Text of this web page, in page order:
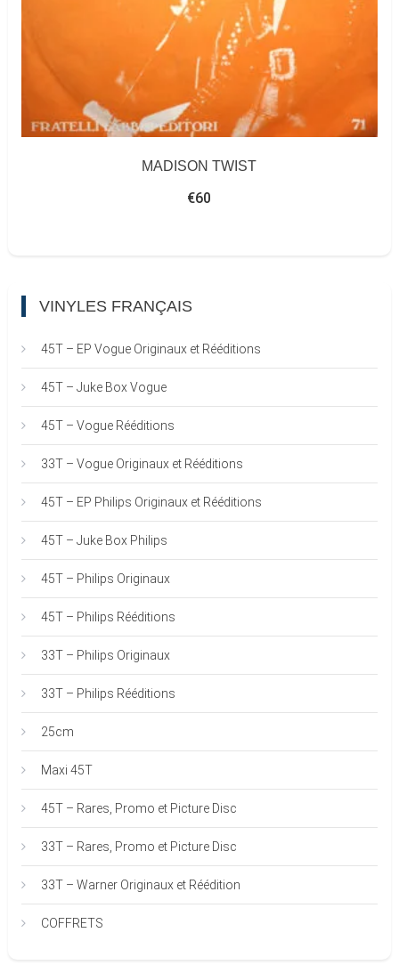
MADISON TWIST
€60
VINYLES FRANÇAIS
45T – EP Vogue Originaux et Rééditions
45T – Juke Box Vogue
45T – Vogue Rééditions
33T – Vogue Originaux et Rééditions
45T – EP Philips Originaux et Rééditions
45T – Juke Box Philips
45T – Philips Originaux
45T – Philips Rééditions
33T – Philips Originaux
33T – Philips Rééditions
25cm
Maxi 45T
45T – Rares, Promo et Picture Disc
33T – Rares, Promo et Picture Disc
33T – Warner Originaux et Réédition
COFFRETS